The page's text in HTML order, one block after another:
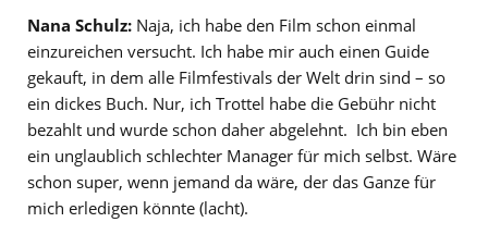
Nana Schulz: Naja, ich habe den Film schon einmal
einzureichen versucht. Ich habe mir auch einen Guide
gekauft, in dem alle Filmfestivals der Welt drin sind – so
ein dickes Buch. Nur, ich Trottel habe die Gebühr nicht
bezahlt und wurde schon daher abgelehnt. Ich bin eben
ein unglaublich schlechter Manager für mich selbst. Wäre
schon super, wenn jemand da wäre, der das Ganze für
mich erledigen könnte (lacht).